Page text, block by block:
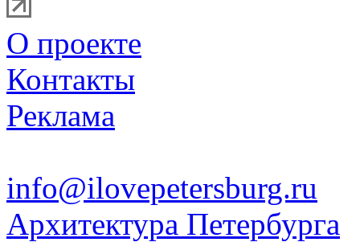
О проекте
Контакты
Реклама
info@ilovepetersburg.ru
Архитектура Петербурга